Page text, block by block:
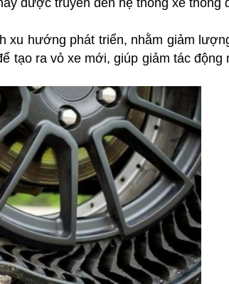
xu hướng phát triển, nhằm giảm
tạo ra vỏ xe mới, giúp giảm tác